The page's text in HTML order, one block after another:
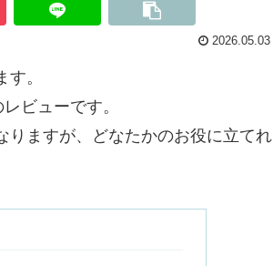
2026.05.03
。
ビューです。
りますが、どなたかのお役に立てれ